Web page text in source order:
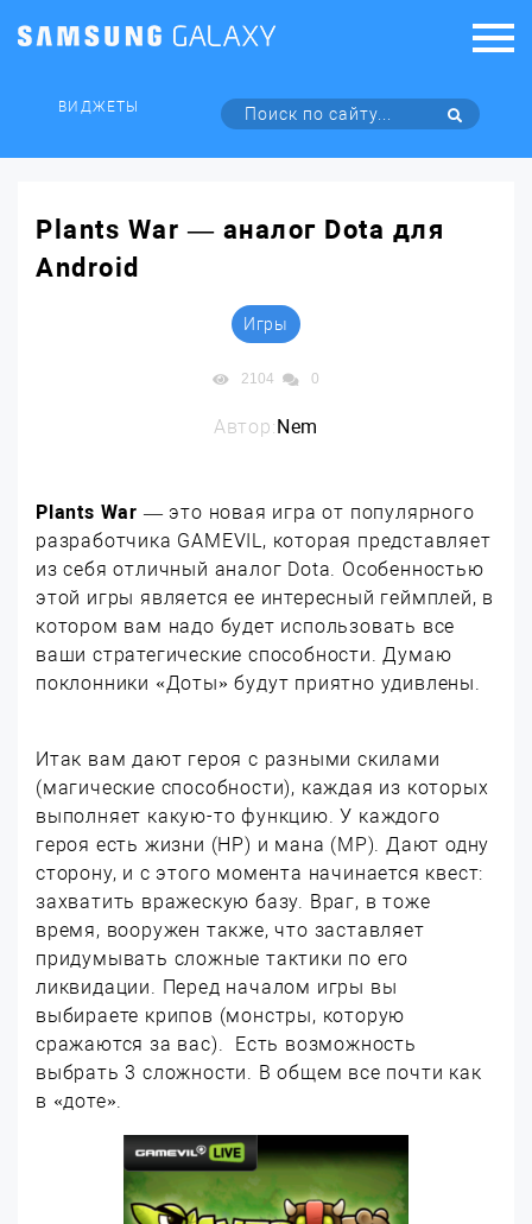
ВИДЖЕТЫ
Plants War — аналог Dota для
Android
Игры
2104 0
Автор:Nem
Plants War — это новая игра от популярного
разработчика GAMEVIL, которая представляет
из себя отличный аналог Dota. Особенностью
этой игры является ее интересный геймплей, в
котором вам надо будет использовать все
ваши стратегические способности. Думаю
поклонники «Доты» будут приятно удивлены.
Итак вам дают героя с разными скилами
(магические способности), каждая из которых
выполняет какую-то функцию. У каждого
героя есть жизни (HP) и мана (MP). Дают одну
сторону, и с этого момента начинается квест:
захватить вражескую базу. Враг, в тоже
время, вооружен также, что заставляет
придумывать сложные тактики по его
ликвидации. Перед началом игры вы
выбираете крипов (монстры, которую
сражаются за вас). Есть возможность
выбрать 3 сложности. В общем все почти как
в «доте».